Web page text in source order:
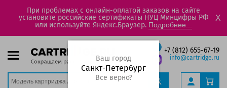
При проблемах с онлайн-оплатой заказов на сайте
установите российские сертификаты НУЦ Минцифры РФ
или используйте Яндекс.Браузер. Подробнее...
X
+7 (812) 655-67-19
info@cartridge.ru
Ваш город
Санкт-Петербург
Все верно?